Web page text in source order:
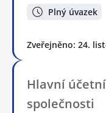
Plný úvazek
Zveřejněno: 24.
Hlavní
společnosti